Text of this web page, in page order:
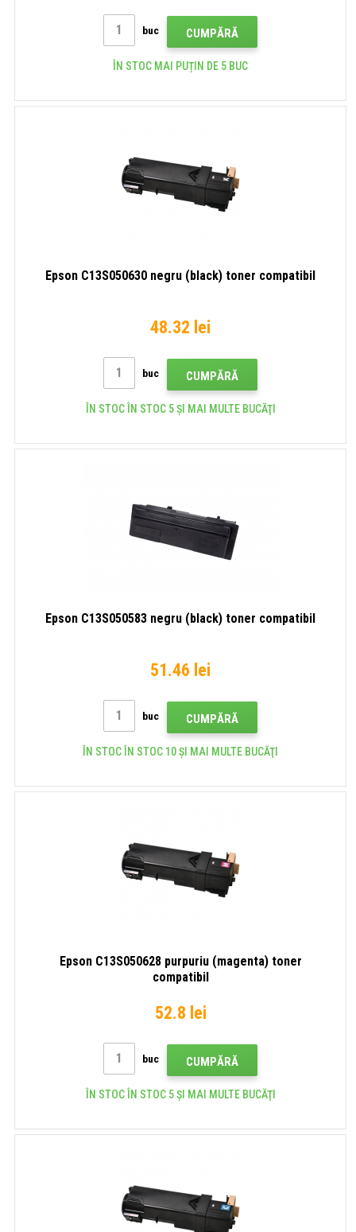
buc CUMPĂRĂ
ÎN STOC MAI PUȚIN DE 5 BUC
Epson C13S050630 negru (black) toner compatibil
48.32 lei
buc CUMPĂRĂ
ÎN STOC ÎN STOC 5 ȘI MAI MULTE BUCĂŢI
Epson C13S050583 negru (black) toner compatibil
51.46 lei
buc CUMPĂRĂ
ÎN STOC ÎN STOC 10 ȘI MAI MULTE BUCĂŢI
Epson C13S050628 purpuriu (magenta) toner
compatibil
52.8 lei
buc CUMPĂRĂ
ÎN STOC ÎN STOC 5 ȘI MAI MULTE BUCĂŢI